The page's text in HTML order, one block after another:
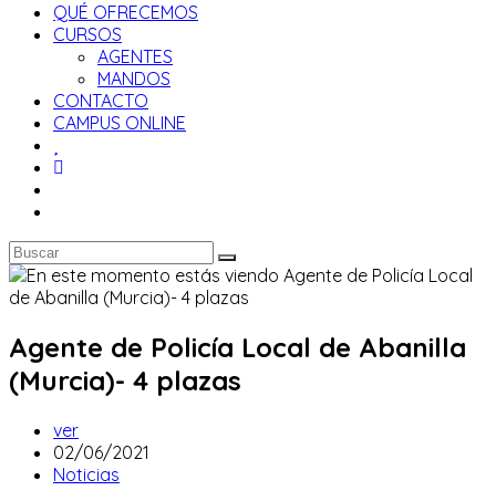
QUÉ OFRECEMOS
CURSOS
AGENTES
MANDOS
CONTACTO
CAMPUS ONLINE
Agente de Policía Local de Abanilla
(Murcia)- 4 plazas
Autor
de
la
ver
Publicación
de
02/06/2021
Categoría
Noticias